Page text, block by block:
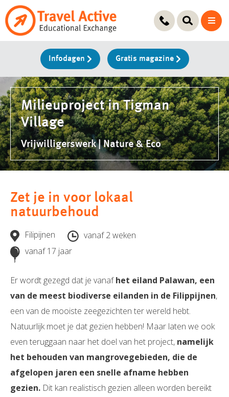
Ga
naar
Infodagen Gratis magazine
Milieuproject in Tigman
Village
Vrijwilligerswerk | Nature & Eco
Zet je in voor lokaal
natuurbehoud
Filipijnen
vanaf 2 weken
vanaf 17 jaar
Er wordt gezegd dat je vanafhet eiland Palawan, een
van de meest biodiverse eilanden in de Filippijnen,
een van de mooiste zeegezichten ter wereld hebt.
Natuurlijk moet je dat gezien hebben! Maar laten we ook
even teruggaan naar het doel van het project, namelijk
het behouden van mangrovegebieden, die de
afgelopen jaren een snelle afname hebben
gezien. Dit kan realistisch gezien alleen worden bereikt